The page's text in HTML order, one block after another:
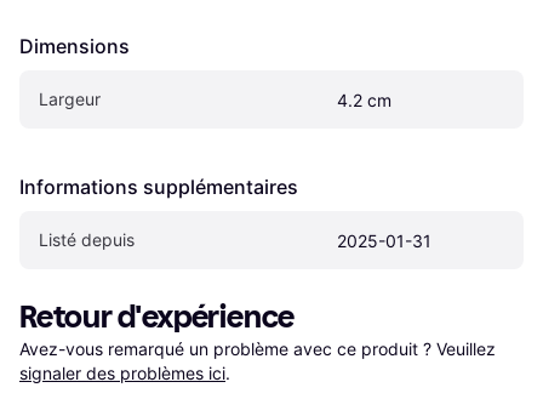
Dimensions
Largeur 4.2 cm
Informations supplémentaires
Listé depuis 2025-01-31
Retour d'expérience
Avez-vous remarqué un problème avec ce produit ? Veuillez
signaler des problèmes ici.